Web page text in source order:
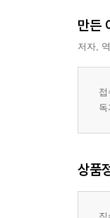
만든
저자,
상품